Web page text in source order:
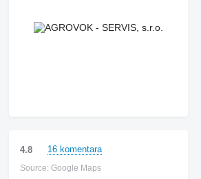
4.8 16 komentara
Source: Google Maps